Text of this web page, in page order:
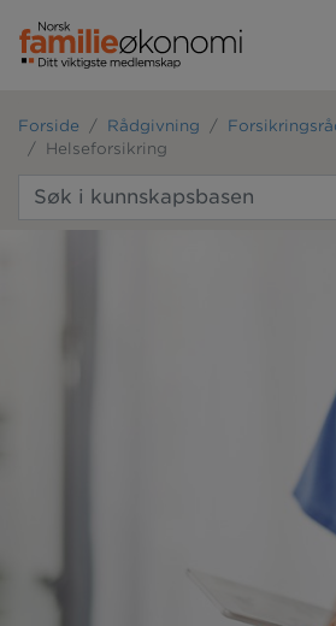
Forside Rådgivning
Helseforsikring